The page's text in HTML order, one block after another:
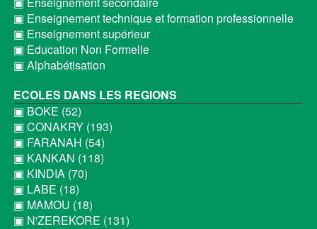
▣ Enseignement technique et formation professionnelle
▣ Enseignement supérieur
▣ Education Non Formelle
▣ Alphabétisation
ECOLES DANS LES REGIONS
▣ BOKE (52)
▣ CONAKRY (193)
▣ FARANAH (54)
▣ KANKAN (118)
▣ KINDIA (70)
▣ LABE (18)
▣ MAMOU (18)
▣ N'ZEREKORE (131)